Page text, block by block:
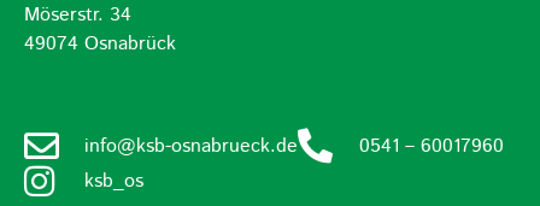
Möserstr. 34
49074 Osnabrück
info@ksb-osnabrueck.de
0541 – 60017960
ksb_os